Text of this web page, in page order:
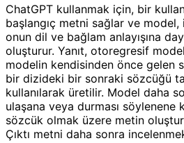
ChatGPT kullanmak için, bir
başlangıç metni sağlar ve
onun dil ve bağlam anlayışına
oluşturur. Yanıt, otoregresif
modelin kendisinden önce gelen
bir dizideki bir sonraki sözcüğü
kullanılarak üretilir. Model daha
ulaşana veya durması
sözcük olmak üzere metin
Çıktı metni daha sonra